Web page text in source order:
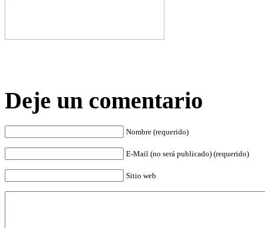
Deje un comentario
Nombre (requerido)
E-Mail (no será publicado) (requerido)
Sitio web